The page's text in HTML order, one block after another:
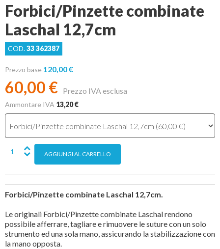
Forbici/Pinzette combinate
Laschal 12,7cm
COD.33 362387
Prezzo base 120,00 €
Prezzo IVA esclusa
60,00 €
Ammontare IVA 13,20 €
Forbici/Pinzette combinate Laschal 12,7cm.
Le originali Forbici/Pinzette combinate Laschal rendono
possibile afferrare, tagliare e rimuovere le suture con un solo
strumento ed una sola mano, assicurando la stabilizzazione con
la mano opposta.